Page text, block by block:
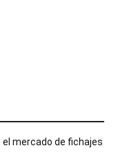
el mercado de fichajes